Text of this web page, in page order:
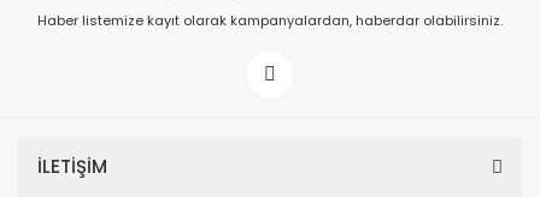
Haber listemize kayıt olarak kampanyalardan, haberdar olabilirsiniz.
İLETİŞİM